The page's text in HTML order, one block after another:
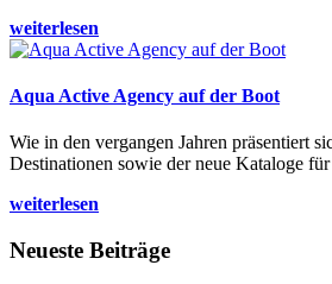
weiterlesen
Aqua Active Agency auf der Boot
Wie in den vergangen Jahren präsentiert
Destinationen sowie der neue Kataloge
weiterlesen
Neueste Beiträge